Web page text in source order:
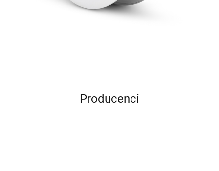
Producenci